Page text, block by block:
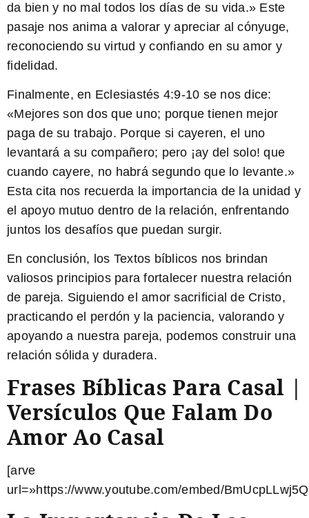
da bien y no mal todos los días de su vida.» Este
pasaje nos anima a valorar y apreciar al cónyuge,
reconociendo su virtud y confiando en su amor y
fidelidad.
Finalmente, en Eclesiastés 4:9-10 se nos dice:
«Mejores son dos que uno; porque tienen mejor
paga de su trabajo. Porque si cayeren, el uno
levantará a su compañero; pero ¡ay del solo! que
cuando cayere, no habrá segundo que lo levante.»
Esta cita nos recuerda la importancia de la unidad y
el apoyo mutuo dentro de la relación, enfrentando
juntos los desafíos que puedan surgir.
En conclusión, los Textos bíblicos nos brindan
valiosos principios para fortalecer nuestra relación
de pareja. Siguiendo el amor sacrificial de Cristo,
practicando el perdón y la paciencia, valorando y
apoyando a nuestra pareja, podemos construir una
relación sólida y duradera.
Frases Bíblicas Para Casal |
Versículos Que Falam Do
Amor Ao Casal
[arve
url=»https://www.youtube.com/embed/